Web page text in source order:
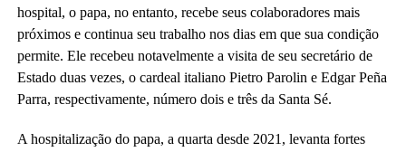
hospital, o papa, no entanto, recebe seus colaboradores mais
próximos e continua seu trabalho nos dias em que sua condição
permite. Ele recebeu notavelmente a visita de seu secretário de
Estado duas vezes, o cardeal italiano Pietro Parolin e Edgar Peña
Parra, respectivamente, número dois e três da Santa Sé.
A hospitalização do papa, a quarta desde 2021, levanta fortes